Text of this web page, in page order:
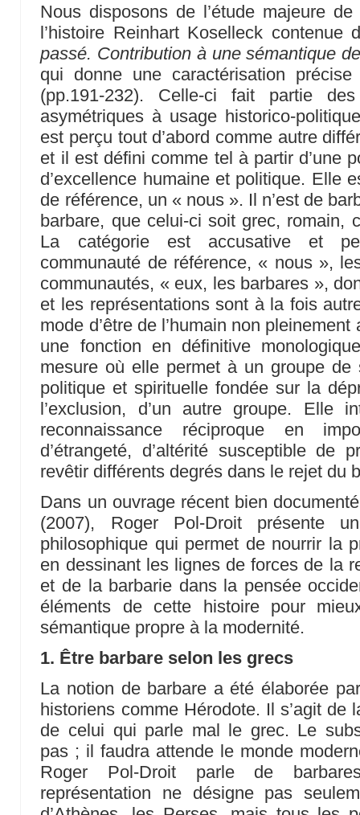
Nous disposons de l’étude majeure
l’histoire Reinhart Koselleck
passé. Contribution à une sémantique
qui donne une caractérisation
(pp.191-232). Celle-ci fait partie
asymétriques à usage historico-
est perçu tout d’abord comme autre
et il est défini comme tel à partir d’une
d’excellence humaine et politique. Elle
de référence, un « nous ». Il n’est de
barbare, que celui-ci soit grec, romain,
La catégorie est accusative et
communauté de référence, « nous »,
communautés, « eux, les barbares »,
et les représentations sont à la fois
mode d’être de l’humain non
une fonction en définitive
mesure où elle permet à un groupe
politique et spirituelle fondée sur la
l’exclusion, d’un autre groupe. Elle
reconnaissance réciproque en
d’étrangeté, d’altérité susceptible de
revêtir différents degrés dans le rejet du
Dans un ouvrage récent bien
(2007), Roger Pol-Droit présente
philosophique qui permet de nourrir la
en dessinant les lignes de forces de la
et de la barbarie dans la pensée
éléments de cette histoire pour
sémantique propre à la modernité.
1. Être barbare selon les grecs
La notion de barbare a été élaborée
historiens comme Hérodote. Il s’agit de
de celui qui parle mal le grec. Le
pas ; il faudra attende le monde
Roger Pol-Droit parle de
représentation ne désigne pas